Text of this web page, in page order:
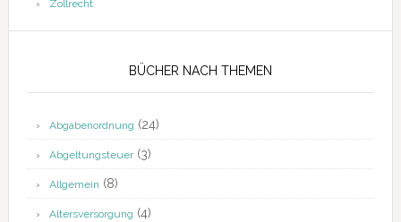
Zollrecht
BÜCHER NACH THEMEN
Abgabenordnung (24)
Abgeltungsteuer(3)
Allgemein (8)
Altersversorgung (4)